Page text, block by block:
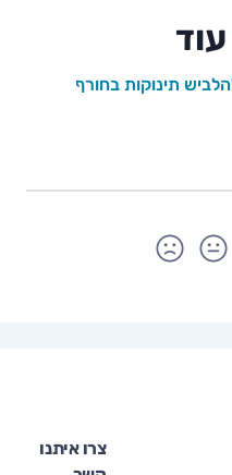
עוד
תינוקות בחורף
צרו איתנו